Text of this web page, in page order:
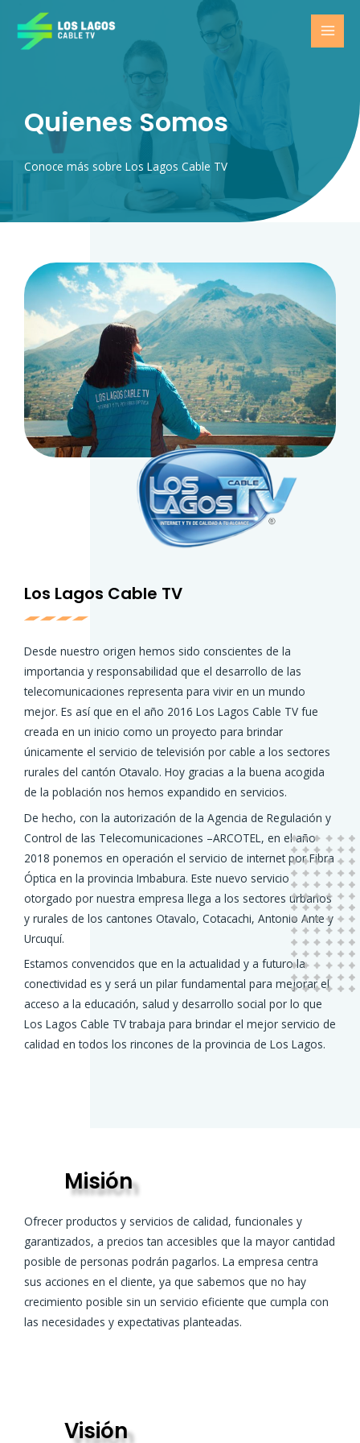
contenido
Quienes Somos
Conoce más sobre Los Lagos Cable TV
Los Lagos Cable TV
Desde nuestro origen hemos sido conscientes de la
importancia y responsabilidad que el desarrollo de las
telecomunicaciones representa para vivir en un mundo
mejor. Es así que en el año 2016 Los Lagos Cable TV fue
creada en un inicio como un proyecto para brindar
únicamente el servicio de televisión por cable a los sectores
rurales del cantón Otavalo. Hoy gracias a la buena acogida
de la población nos hemos expandido en servicios.
De hecho, con la autorización de la Agencia de Regulación y
Control de las Telecomunicaciones –ARCOTEL, en el año
2018 ponemos en operación el servicio de internet por Fibra
Óptica en la provincia Imbabura. Este nuevo servicio
otorgado por nuestra empresa llega a los sectores urbanos
y rurales de los cantones Otavalo, Cotacachi, Antonio Ante y
Urcuquí.
Estamos convencidos que en la actualidad y a futuro la
conectividad es y será un pilar fundamental para mejorar el
acceso a la educación, salud y desarrollo social por lo que
Los Lagos Cable TV trabaja para brindar el mejor servicio de
calidad en todos los rincones de la provincia de Los Lagos.
Misión
Ofrecer productos y servicios de calidad, funcionales y
garantizados, a precios tan accesibles que la mayor cantidad
posible de personas podrán pagarlos. La empresa centra
sus acciones en el cliente, ya que sabemos que no hay
crecimiento posible sin un servicio eficiente que cumpla con
las necesidades y expectativas planteadas.
Visión